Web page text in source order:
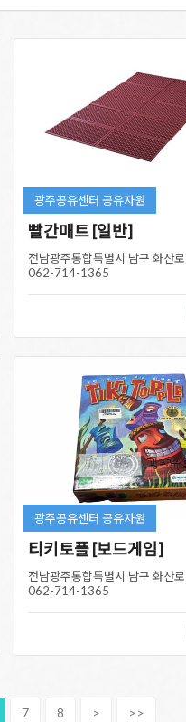
광주공유센터 공유자원
빨간매트 [일반]
전남광주통합특별시 남구 화산
062-714-1365
광주공유센터 공유자원
티키토플 [보드게임]
전남광주통합특별시 남구 화산
062-714-1365
7 8 > >>